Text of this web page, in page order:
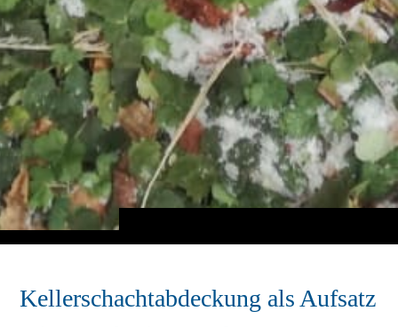
Kellerschachtabdeckung als Aufsatz